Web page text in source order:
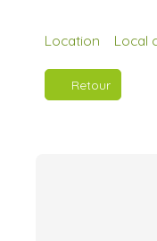
Location Local
Retour